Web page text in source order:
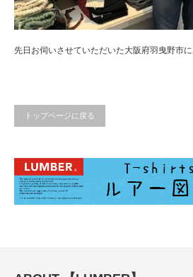
先日お伺いさせていただいた大阪府羽曳野市
トップページに戻る